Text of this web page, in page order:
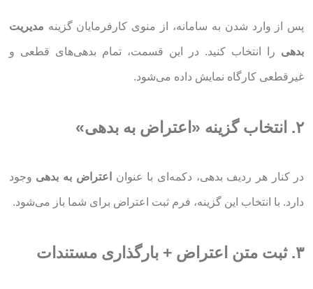
پس از وارد شدن به سامانه، از منوی کارفرمایان گزینه مدیریت
بدهی را انتخاب کنید. در این قسمت، تمام بدهی‌های قطعی و
غیرقطعی کارگاه نمایش داده می‌شود.
۲. انتخاب گزینه «اعتراض به بدهی»
در کنار هر ردیف بدهی، دکمه‌ای با عنوان اعتراض به بدهی وجود
دارد. با انتخاب این گزینه، فرم ثبت اعتراض برای شما باز می‌شود.
۳. ثبت متن اعتراض + بارگذاری مستندات